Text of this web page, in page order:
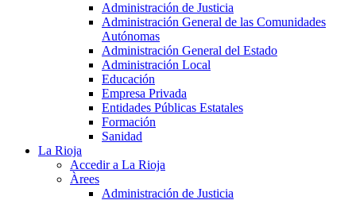
Administración de Justicia
Administración General de las Comunidades
Autónomas
Administración General del Estado
Administración Local
Educación
Empresa Privada
Entidades Públicas Estatales
Formación
Sanidad
La Rioja
Accedir a La Rioja
Àrees
Administración de Justicia